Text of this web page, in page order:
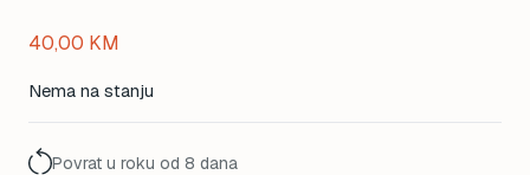
40,00 KM
Nema na stanju
Povrat u roku od 8 dana